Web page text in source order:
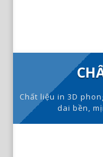
Chất liệu in 3D
dai bền,